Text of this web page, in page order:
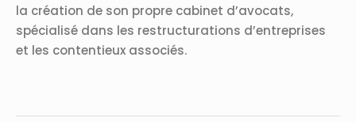
la création de son propre cabinet d’avocats,
spécialisé dans les restructurations d’entreprises
et les contentieux associés.